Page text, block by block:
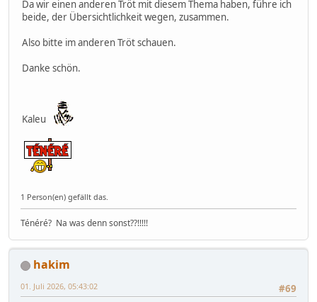
Da wir einen anderen Tröt mit diesem Thema haben, führe ich
beide, der Übersichtlichkeit wegen, zusammen.
Also bitte im anderen Tröt schauen.
Danke schön.
Kaleu
1 Person(en) gefällt das.
Ténéré? Na was denn sonst??!!!!!
hakim
#69
01. Juli 2026, 05:43:02